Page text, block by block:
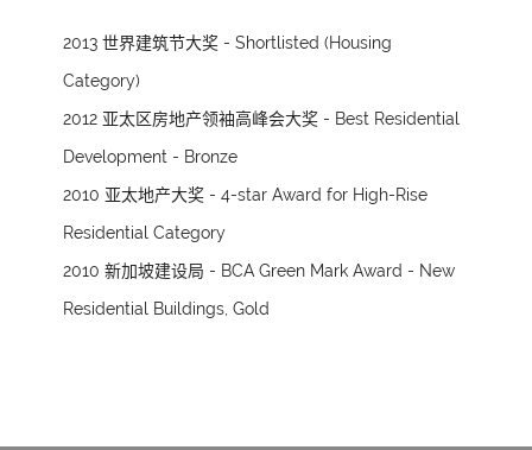
2013 世界建筑节大奖 - Shortlisted (Housing
Category)
2012 亚太区房地产领袖高峰会大奖 - Best Residential
Development - Bronze
2010 亚太地产大奖 - 4-star Award for High-Rise
Residential Category
2010 新加坡建设局 - BCA Green Mark Award - New
Residential Buildings, Gold